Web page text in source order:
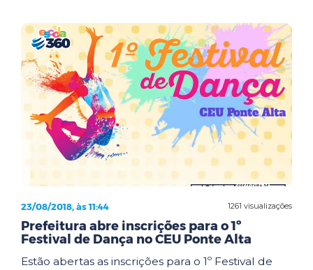
1261 visualizações
23/08/2018, às 11:44
Prefeitura abre inscrições para o 1º
Festival de Dança no CEU Ponte Alta
Estão abertas as inscrições para o 1º Festival de